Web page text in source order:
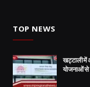
TOP NEWS
खट्टाली में
योजनाओं से